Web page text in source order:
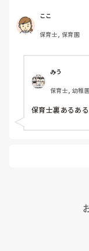
断しなきゃなのか
たんです。
あの、勝手にお
ジェネレーショ
し方とか本当に不
明日は私のクラス
そのくらい不愉快
そして、先輩がい
で大きな声で話す
自分が日頃お世
れると、少しは正
自分のストレスは
ここ
保育士, 保育園
みう
保育士, 幼稚
保育士裏あるあ